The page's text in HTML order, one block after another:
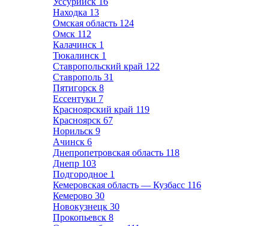
Находка 13
Омская область 124
Омск 112
Калачинск 1
Тюкалинск 1
Ставропольский край 122
Ставрополь 31
Пятигорск 8
Ессентуки 7
Красноярский край 119
Красноярск 67
Норильск 9
Ачинск 6
Днепропетровская область 118
Днепр 103
Подгородное 1
Кемеровская область — Кузбасс 116
Кемерово 30
Новокузнецк 30
Прокопьевск 8